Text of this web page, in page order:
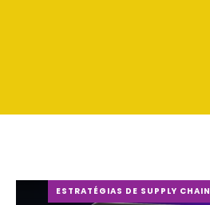
ESTRATÉGIAS DE SUPPLY CHAIN